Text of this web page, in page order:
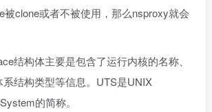
被clone或者不被使用，那么nsproxy就会
结构体主要是包含了运行内核的名称、
系结构类型等信息。UTS是UNIX
的简称。